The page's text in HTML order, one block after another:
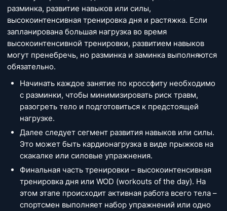
разминка, развитие навыков или силы,
высокоинтенсивная тренировка дня и растяжка. Если
запланирована большая нагрузка во время
высокоинтенсивной тренировки, развитием навыков
могут пренебречь, но разминка и заминка выполняются
обязательно.
Начинать каждое занятие по кроссфиту необходимо
с разминки, чтобы минимизировать риск травм,
разогреть тело и подготовиться к предстоящей
нагрузке.
Далее следует сегмент развития навыков или силы.
Это может быть кардионагрузка в виде прыжков на
скакалке или силовые упражнения.
Финальная часть тренировки – высокоинтенсивная
тренировка дня или WOD (workouts of the day). На
этом этапе происходит активная работа всего тела –
спортсмен выполняет набор упражнений или одно